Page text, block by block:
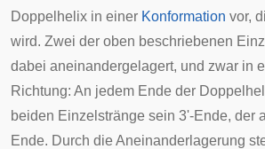
Doppelhelix in einer Konformation vor,
wird. Zwei der oben beschriebenen
dabei aneinandergelagert, und zwar in
Richtung: An jedem Ende der
beiden Einzelstränge sein 3'-Ende, der
Ende. Durch die Aneinanderlagerung